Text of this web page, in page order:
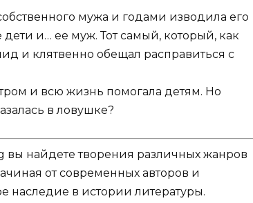
мужа и годами изводила его
и… ее муж. Тот самый, который, как
и клятвенно обещал расправиться с
и всю жизнь помогала детям. Но
в ловушке?
найдете творения различных жанров
от современных авторов и
наследие в истории литературы.